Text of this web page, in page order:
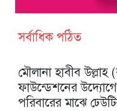
সর্বাধিক পঠিত
মৌলানা হাবীব উল্লাহ
ফাউন্ডেশনের
পরিবারের মাঝে